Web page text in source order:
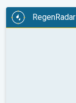
RegenRadar